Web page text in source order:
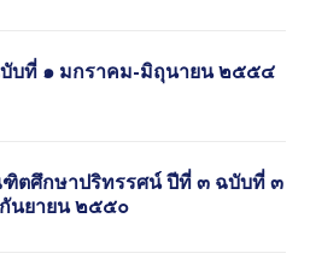
บที่ ๑ มกราคม-มิถุนายน ๒๕๕๔
ตศึกษาปริทรรศน์ ปีที่ ๓ ฉบับที่ ๓
นยายน ๒๕๕๐